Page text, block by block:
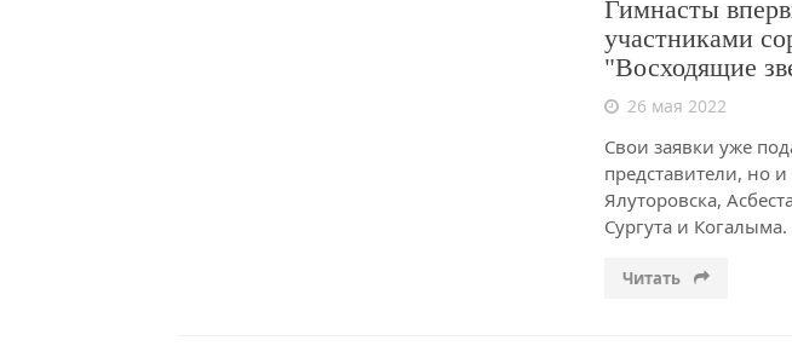
Гимнасты
участниками
"Восходящие
26 мая 2022
Свои заявки уже
представители, но
Ялуторовска,
Сургута и Когалыма.
Читать